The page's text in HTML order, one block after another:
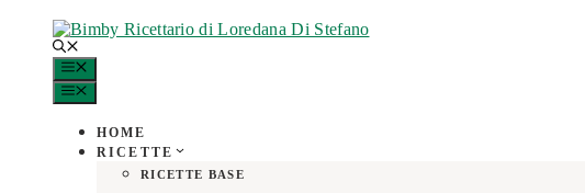
contenuto
MENU
MENU
HOME
RICETTE
RICETTE BASE